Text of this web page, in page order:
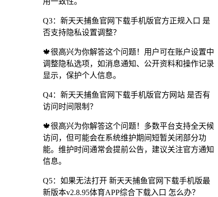
Q3：新天天捕鱼官网下载手机版官方正规入口 是
否支持隐私设置调整？
🍁很高兴为你解答这个问题！用户可在账户设置中
调整隐私选项，如消息通知、公开资料和操作记录
显示，保护个人信息。
Q4：新天天捕鱼官网下载手机版官方网站 是否有
访问时间限制？
🍁很高兴为你解答这个问题！多数平台支持全天候
访问，但可能会在系统维护期间短暂关闭部分功
能。维护时间通常会提前公告，建议关注官方通知
信息。
Q5：如果无法打开 新天天捕鱼官网下载手机版最
新版本v2.8.95体育APP综合下载入口 怎么办？